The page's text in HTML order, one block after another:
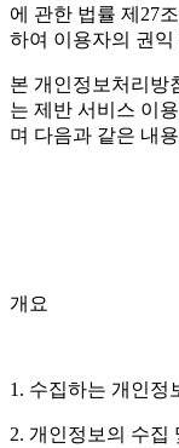
에 관한 법률 제27
하여 이용자의 권
본 개인정보처리방
는 제반 서비스 이
며 다음과 같은 내
개요
1. 수집하는 개인정
2. 개인정보의 수집